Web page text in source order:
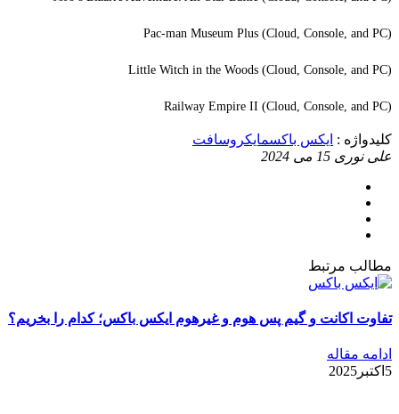
Pac-man Museum Plus (Cloud, Console, and PC)
Little Witch in the Woods (Cloud, Console, and PC)
Railway Empire II (Cloud, Console, and PC)
کلیدواژه : ایکس باکسمایکروسافت
علی نوری 15 می 2024
مطالب مرتبط
تفاوت اکانت و گیم پس هوم و غیرهوم ایکس باکس؛ کدام را بخریم؟
ادامه مقاله
5اکتبر2025